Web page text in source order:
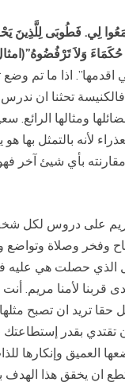
لِي. فَطُوبَى
وَلاَ تَرْفُضُوهُ”(امثال32:8-
اقدمها”. اذا ما تم
تحثنا ان
ومثالها الرائع.
لأنه بالتمثل بها
بأي شيئ آخر
على دروس لكل
وفخر وصلاة
الذي حصلت هي
قربنا لأمنا مريم.
حقا تريد ان تصبح
تقتدي بقدر إستطاعتك
العميق وإنكارها
ان يخقق هذا الهدف